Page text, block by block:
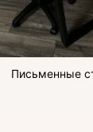
Письменные